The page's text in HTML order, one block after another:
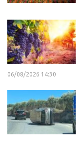
06/08/2026 14:30